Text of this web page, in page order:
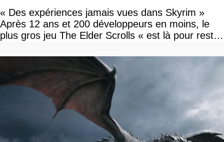
« Des expériences jamais vues dans Skyrim »
Après 12 ans et 200 développeurs en moins, le
plus gros jeu The Elder Scrolls « est là pour rester